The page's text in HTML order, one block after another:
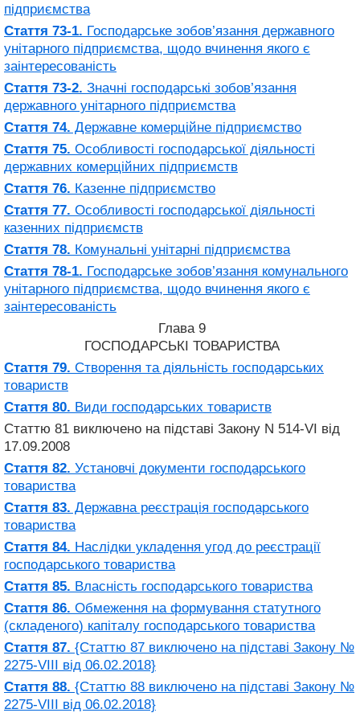
підприємства
Стаття 73-1. Господарське зобов’язання державного
унітарного підприємства, щодо вчинення якого є
заінтересованість
Стаття 73-2. Значні господарські зобов’язання
державного унітарного підприємства
Стаття 74. Державне комерційне підприємство
Стаття 75. Особливості господарської діяльності
державних комерційних підприємств
Стаття 76. Казенне підприємство
Стаття 77. Особливості господарської діяльності
казенних підприємств
Стаття 78. Комунальні унітарні підприємства
Стаття 78-1. Господарське зобов’язання комунального
унітарного підприємства, щодо вчинення якого є
заінтересованість
Глава 9
ГОСПОДАРСЬКІ ТОВАРИСТВА
Стаття 79. Створення та діяльність господарських
товариств
Стаття 80. Види господарських товариств
Статтю 81 виключено на підставі Закону N 514-VI від
17.09.2008
Стаття 82. Установчі документи господарського
товариства
Стаття 83. Державна реєстрація господарського
товариства
Стаття 84. Наслідки укладення угод до реєстрації
господарського товариства
Стаття 85. Власність господарського товариства
Стаття 86. Обмеження на формування статутного
(складеного) капіталу господарського товариства
Стаття 87. {Статтю 87 виключено на підставі Закону №
2275-VIII від 06.02.2018}
Стаття 88. {Статтю 88 виключено на підставі Закону №
2275-VIII від 06.02.2018}